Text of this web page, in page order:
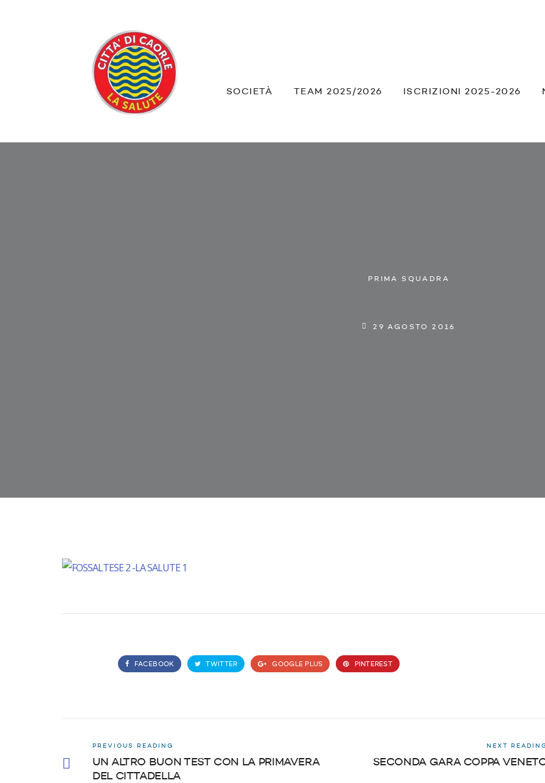
SOCIETÀ TEAM 2025/2026 ISCRIZIONI 2025-2026
PRIMA SQUADRA
29 AGOSTO 2016
FACEBOOK TWITTER GOOGLE PLUS PINTEREST
PREVIOUS READING
UN ALTRO BUON TEST CON LA PRIMAVERA
DEL CITTADELLA
NEXT
SECONDA GARA COPPA